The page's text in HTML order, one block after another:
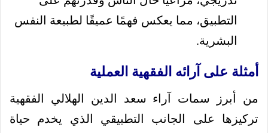
التطبيق، مما يعكس فهمًا عميقًا لطبيعة النفس
البشرية.
أمثلة على آرائه الفقهية العملية
من أبرز سمات آراء سعد الدين الهلالي الفقهية
تركيزها على الجانب التطبيقي الذي يخدم حياة